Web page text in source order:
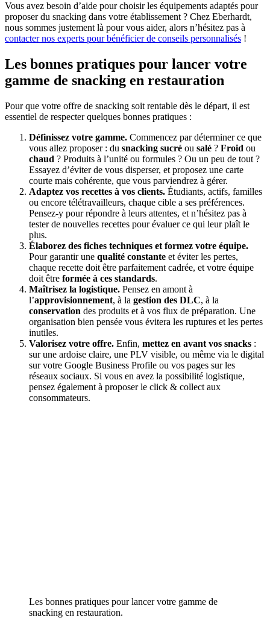
Vous avez besoin d’aide pour choisir les équipements adaptés pour
proposer du snacking dans votre établissement ? Chez Eberhardt,
nous sommes justement là pour vous aider, alors n’hésitez pas à
contacter nos experts pour bénéficier de conseils personnalisés !
Les bonnes pratiques pour lancer votre
gamme de snacking en restauration
Pour que votre offre de snacking soit rentable dès le départ, il est
essentiel de respecter quelques bonnes pratiques :
Définissez votre gamme. Commencez par déterminer ce que
vous allez proposer : du snacking sucré ou salé ? Froid ou
chaud ? Produits à l’unité ou formules ? Ou un peu de tout ?
Essayez d’éviter de vous disperser, et proposez une carte
courte mais cohérente, que vous parviendrez à gérer.
Adaptez vos recettes à vos clients. Étudiants, actifs, familles
ou encore télétravailleurs, chaque cible a ses préférences.
Pensez-y pour répondre à leurs attentes, et n’hésitez pas à
tester de nouvelles recettes pour évaluer ce qui leur plaît le
plus.
Élaborez des fiches techniques et formez votre équipe.
Pour garantir une qualité constante et éviter les pertes,
chaque recette doit être parfaitement cadrée, et votre équipe
doit être formée à ces standards.
Maîtrisez la logistique. Pensez en amont à
l’approvisionnement, à la gestion des DLC, à la
conservation des produits et à vos flux de préparation. Une
organisation bien pensée vous évitera les ruptures et les pertes
inutiles.
Valorisez votre offre. Enfin, mettez en avant vos snacks :
sur une ardoise claire, une PLV visible, ou même via le digital
sur votre Google Business Profile ou vos pages sur les
réseaux sociaux. Si vous en avez la possibilité logistique,
pensez également à proposer le click & collect aux
consommateurs.
Les bonnes pratiques pour lancer votre gamme de
snacking en restauration.